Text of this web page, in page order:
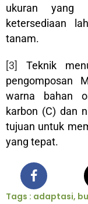
ukuran yang
ketersediaan
tanam.
[3]
Teknik
pengomposan
warna bahan
karbon (C) dan
tujuan untuk
yang tepat.
Tags : adaptasi,